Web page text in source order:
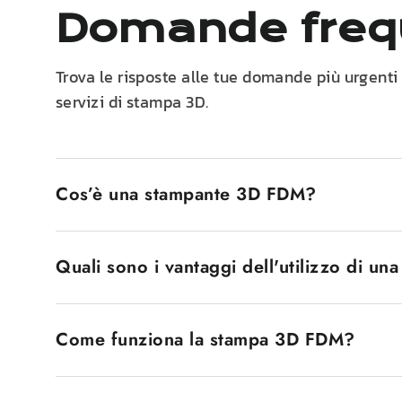
Domande
Trova le risposte alle tue domande più
servizi di stampa 3D.
Cos’è una stampante 3D FDM?
filamento di plastica fusa. Il filamento plastico
principianti che dagli utenti professionisti.
Quali sono i vantaggi dell'utilizzo di una
economicità le rende accessibili a un ampio
consente di utilizzarle in una vasta gamma di
Come funziona la stampa 3D FDM?